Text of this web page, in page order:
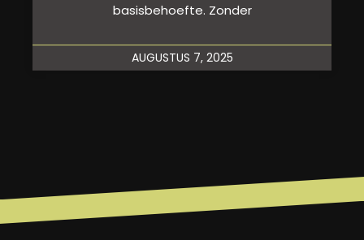
basisbehoefte. Zonder
AUGUSTUS 7, 2025